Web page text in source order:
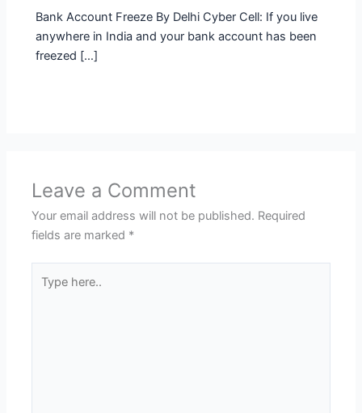
Bank Account Freeze By Delhi Cyber Cell: If you live
anywhere in India and your bank account has been
freezed […]
Leave a Comment
Your email address will not be published. Required
fields are marked *
here..